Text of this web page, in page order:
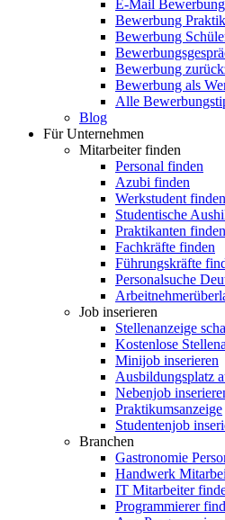
E-Mail Bewerbung
Bewerbung
Bewerbung
Bewerbung
Bewerbung als
Alle
Blog
Für Unternehmen
Mitarbeiter finden
Personal finden
Azubi finden
Werkstudent finden
Studentische
Praktikanten finden
Fachkräfte finden
Führungskräfte
Personalsuche
Job inserieren
Stellenanzeige
Kostenlose
Minijob inserieren
Ausbildungsplatz
Nebenjob
Praktikumsanzeige
Studentenjob
Branchen
Gastronomie
Handwerk
IT Mitarbeiter
Programmierer